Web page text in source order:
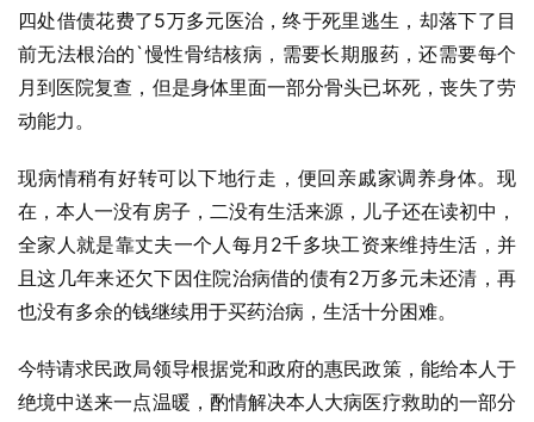
四处借债花费了5万多元医治，终于死里逃生，却落下了目
前无法根治的`慢性骨结核病，需要长期服药，还需要每个
月到医院复查，但是身体里面一部分骨头已坏死，丧失了劳
动能力。
现病情稍有好转可以下地行走，便回亲戚家调养身体。现
在，本人一没有房子，二没有生活来源，儿子还在读初中，
全家人就是靠丈夫一个人每月2千多块工资来维持生活，并
且这几年来还欠下因住院治病借的债有2万多元未还清，再
也没有多余的钱继续用于买药治病，生活十分困难。
今特请求民政局领导根据党和政府的惠民政策，能给本人于
绝境中送来一点温暖，酌情解决本人大病医疗救助的一部分